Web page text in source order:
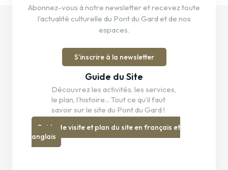
Abonnez-vous à notre newsletter et recevez toute
l’actualité culturelle du Pont du Gard et de nos
espaces.
S’inscrire à la newsletter
Guide du Site
Découvrez les activités, les services,
le plan, l’histoire... Tout ce qu’il faut
savoir sur le site du Pont du Gard !
Guide de visite et plan du site en français et
anglais